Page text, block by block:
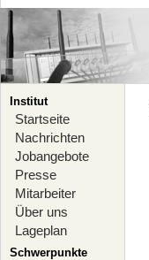
Institut
Startseite
Nachrichten
Jobangebote
Presse
Mitarbeiter
Über uns
Lageplan
Schwerpunkte